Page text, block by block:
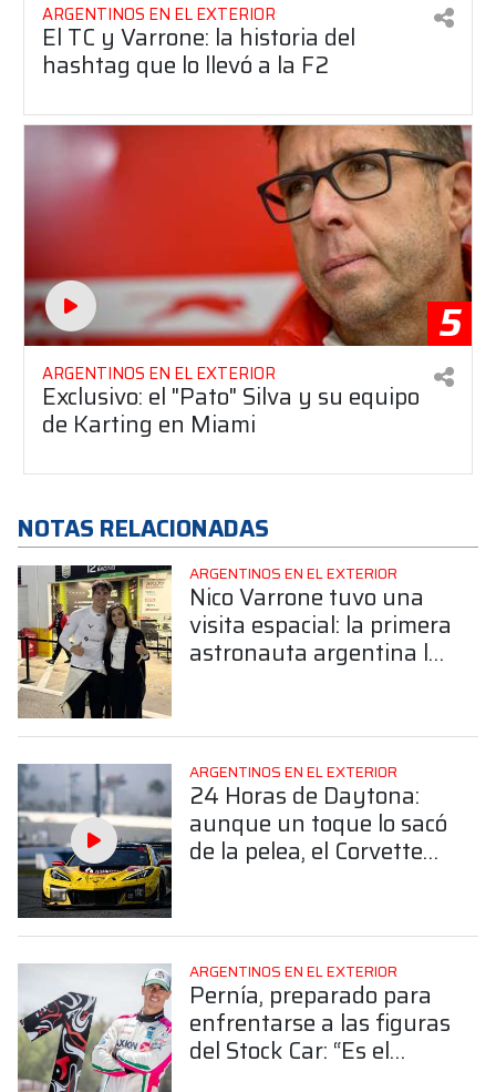
ARGENTINOS EN EL EXTERIOR
El TC y Varrone: la historia del
hashtag que lo llevó a la F2
5
ARGENTINOS EN EL EXTERIOR
Exclusivo: el "Pato" Silva y su equipo
de Karting en Miami
NOTAS RELACIONADAS
ARGENTINOS EN EL EXTERIOR
Nico Varrone tuvo una
visita espacial: la primera
astronauta argentina lo
ARGENTINOS EN EL EXTERIOR
24 Horas de Daytona:
aunque un toque lo sacó
de la pelea, el Corvette
ARGENTINOS EN EL EXTERIOR
Pernía, preparado para
enfrentarse a las figuras
del Stock Car: “Es el